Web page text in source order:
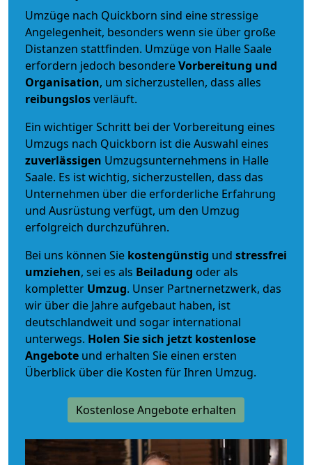
Umzüge nach Quickborn sind eine stressige
Angelegenheit, besonders wenn sie über große
Distanzen stattfinden. Umzüge von Halle Saale
erfordern jedoch besondereVorbereitung und
Organisation, um sicherzustellen, dass alles
reibungslosverläuft.
Ein wichtiger Schritt bei der Vorbereitung eines
Umzugs nach Quickborn ist die Auswahl eines
zuverlässigen Umzugsunternehmens in Halle
Saale. Es ist wichtig, sicherzustellen, dass das
Unternehmen über die erforderliche Erfahrung
und Ausrüstung verfügt, um den Umzug
erfolgreich durchzuführen.
Bei uns können Sie kostengünstig und stressfrei
umziehen, sei es als Beiladung oder als
kompletter Umzug. Unser Partnernetzwerk, das
wir über die Jahre aufgebaut haben, ist
deutschlandweit und sogar international
unterwegs. Holen Sie sich jetzt kostenlose
Angebote und erhalten Sie einen ersten
Überblick über die Kosten für Ihren Umzug.
Kostenlose Angebote erhalten